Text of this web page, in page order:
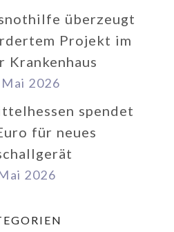
überzeugt
Projekt im
Krankenhaus
2026
spendet
für neues
2026